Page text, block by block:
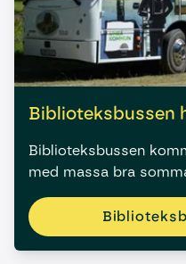
Biblioteksbussen
Biblioteksbussen
med massa bra